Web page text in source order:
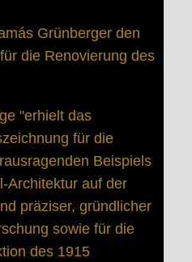
Grünberger den
die Renovierung des
"erhielt das
für die
Beispiels
Architektur auf der
präziser, gründlicher
sowie für die
des 1915